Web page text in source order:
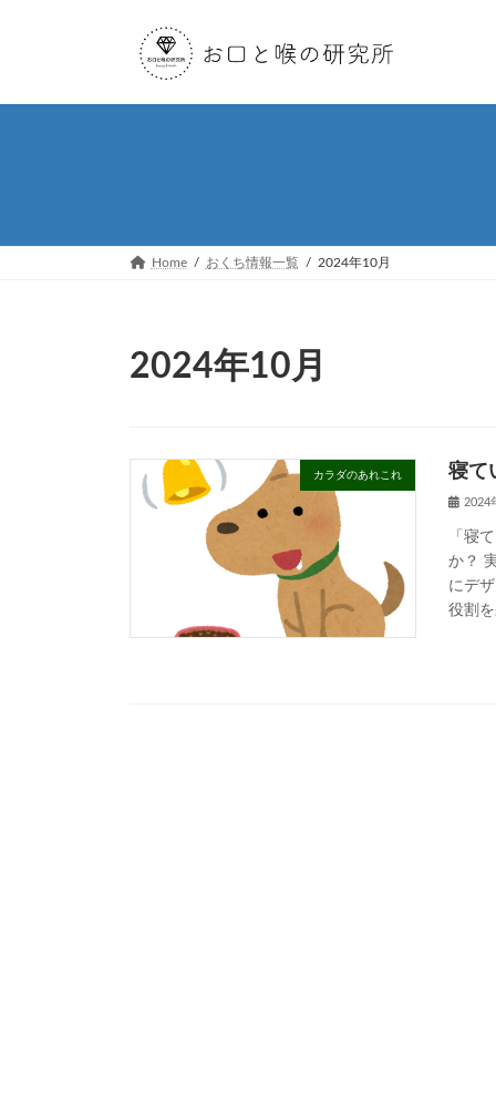
ツ
シ
Home おくち情報一覧 2024年10月
2024年10月
カラダのあれこれ 寝て
2024
「寝
か？
にデ
役割